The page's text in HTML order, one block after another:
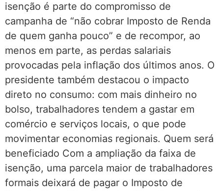
isenção é parte do compromisso de
campanha de “não cobrar Imposto de Renda
de quem ganha pouco” e de recompor, ao
menos em parte, as perdas salariais
provocadas pela inflação dos últimos anos. O
presidente também destacou o impacto
direto no consumo: com mais dinheiro no
bolso, trabalhadores tendem a gastar em
comércio e serviços locais, o que pode
movimentar economias regionais. Quem será
beneficiado Com a ampliação da faixa de
isenção, uma parcela maior de trabalhadores
formais deixará de pagar o Imposto de